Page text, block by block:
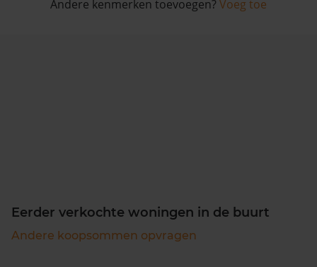
Andere kenmerken toevoegen? Voeg toe
Eerder verkochte woningen in de buurt
Andere koopsommen opvragen